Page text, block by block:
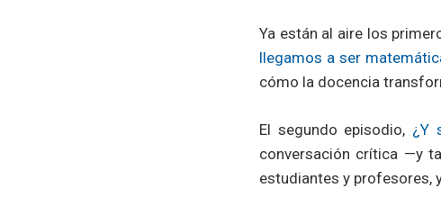
Ya están al aire los
llegamos a ser
cómo la docencia
El segundo episodio, ¿Y
conversación crítica —y
estudiantes y profesores,